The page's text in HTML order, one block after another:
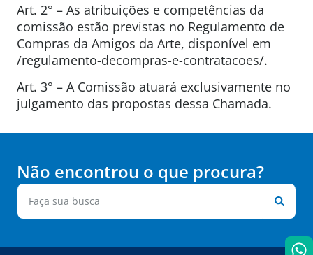
Art. 2° – As atribuições e competências da
comissão estão previstas no Regulamento de
Compras da Amigos da Arte, disponível em
/regulamento-decompras-e-contratacoes/.
Art. 3° – A Comissão atuará exclusivamente no
julgamento das propostas dessa Chamada.
Não encontrou o que procura?